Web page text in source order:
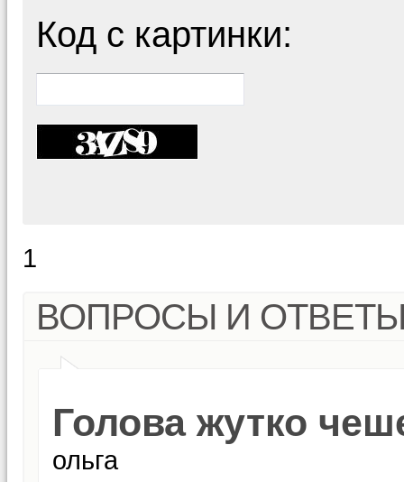
Код с картинки:
1
ВОПРОСЫ И
Голова жутко
ольга